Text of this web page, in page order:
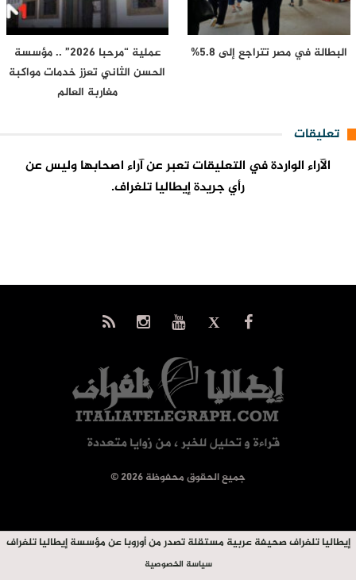
البطالة في مصر تتراجع إلى 5.8%
عملية “مرحبا 2026” .. مؤسسة
الحسن الثاني تعزز خدمات مواكبة
مغاربة العالم
تعليقات
الآراء الواردة في التعليقات تعبر عن آراء اصحابها وليس عن
رأي جريدة إيطاليا تلغراف.
© جميع الحقوق محفوظة 2026
إيطاليا تلغراف صحيفة عربية مستقلة تصدر من أوروبا عن مؤسسة إيطاليا تلغراف
سياسة الخصوصية